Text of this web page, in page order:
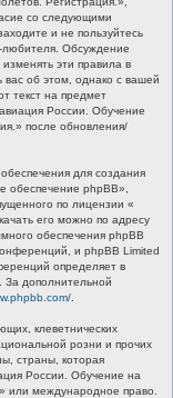
со следующими
и не пользуйтесь
Обсуждение
эти правила в
об этом, однако с вашей
текст на предмет
России. Обучение
после обновления/
для создания
обеспечение phpBB»,
по лицензии «
его можно по адресу
обеспечения phpBB
и phpBB Limited
определяет в
За дополнительной
клеветнических
розни и прочих
страны, которая
России. Обучение на
или международное право.